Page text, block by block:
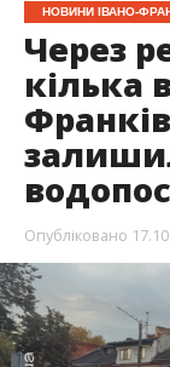
НОВИНИ ІВАНО-
Через
кілька
Опубліковано